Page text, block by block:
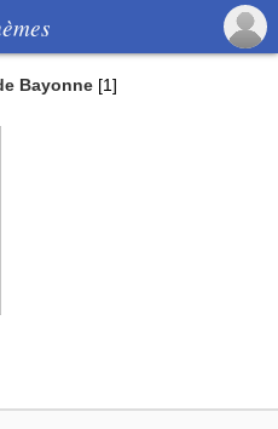
Bayonne [1]